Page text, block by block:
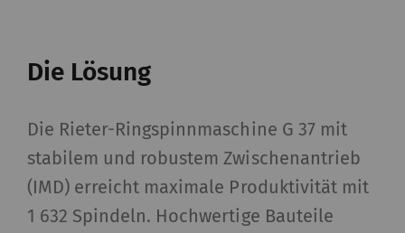
Die Lösung
Die Rieter-Ringspinnmaschine G 37 mit
stabilem und robustem Zwischenantrieb
(IMD) erreicht maximale Produktivität mit
1 632 Spindeln. Hochwertige Bauteile